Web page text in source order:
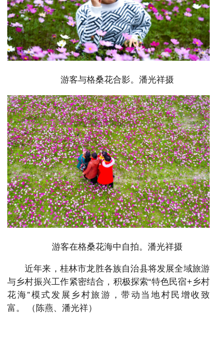
游客与格桑花合影。潘光祥摄
游客在格桑花海中自拍。潘光祥摄
近年来，桂林市龙胜各族自治县将发展全域旅游
与乡村振兴工作紧密结合，积极探索“特色民宿+乡村
花海”模式发展乡村旅游，带动当地村民增收致
富。 （陈燕、潘光祥）